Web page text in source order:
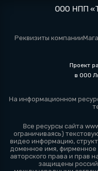
ООО НПП
Реквизиты компании
Проект
в ООО
На информационном
Все ресурсы сайта
ограничиваясь)
видео информацию,
доменное имя, фирменное
авторского права и прав
защищены